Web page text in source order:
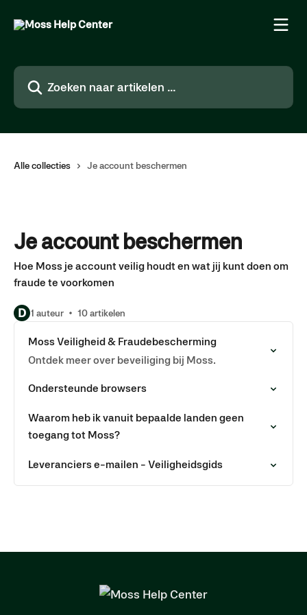
Zoeken naar artikelen ...
Alle collecties Je account beschermen
Je account beschermen
Hoe Moss je account veilig houdt en wat jij kunt doen om
fraude te voorkomen
D 1 auteur 10 artikelen
Moss Veiligheid & Fraudebescherming
Ontdek meer over beveiliging bij Moss.
Ondersteunde browsers
Waarom heb ik vanuit bepaalde landen geen
toegang tot Moss?
Leveranciers e-mailen - Veiligheidsgids